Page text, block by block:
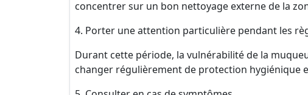
concentrer sur un bon nettoyage externe de la
4. Porter une attention particulière pendant les
Durant cette période, la vulnérabilité de la
changer régulièrement de protection hygiénique